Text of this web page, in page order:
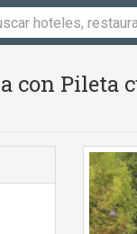
con Pileta